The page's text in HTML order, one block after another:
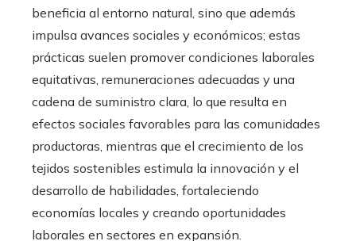
beneficia al entorno natural, sino que además
impulsa avances sociales y económicos; estas
prácticas suelen promover condiciones laborales
equitativas, remuneraciones adecuadas y una
cadena de suministro clara, lo que resulta en
efectos sociales favorables para las comunidades
productoras, mientras que el crecimiento de los
tejidos sostenibles estimula la innovación y el
desarrollo de habilidades, fortaleciendo
economías locales y creando oportunidades
laborales en sectores en expansión.